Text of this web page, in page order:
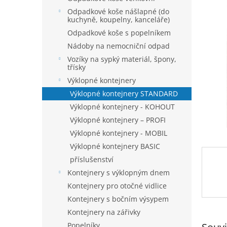
Odpadkové koše nášlapné (do
kuchyně, koupelny, kanceláře)
Odpadkové koše s popelníkem
Nádoby na nemocniční odpad
Vozíky na sypký materiál, špony,
třísky
Výklopné kontejnery
Výklopné kontejnery STANDARD
Výklopné kontejnery - KOHOUT
Výklopné kontejnery – PROFI
Výklopné kontejnery - MOBIL
Výklopné kontejnery BASIC
příslušenství
Kontejnery s výklopným dnem
Kontejnery pro otočné vidlice
Kontejnery s bočním výsypem
Kontejnery na zářivky